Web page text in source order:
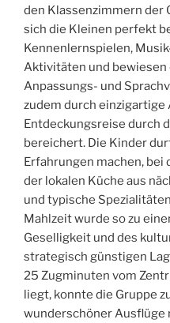
den Klassenzimmern
sich die Kleinen perfekt
Kennenlernspielen,
Aktivitäten und bewiesen
Anpassungs- und
zudem durch einzigartige
Entdeckungsreise durch
bereichert. Die Kinder
Erfahrungen machen, bei
der lokalen Küche aus
und typische
Mahlzeit wurde so zu
Geselligkeit und des
strategisch günstigen
25 Zugminuten vom
liegt, konnte die Gruppe
wunderschöner Ausflüge